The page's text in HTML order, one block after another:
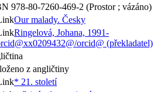
978-80-7260-469-2 (Prostor ; vázáno)
Our malady. Česky
Ringelová, Johana, 1991-
orcid@ (překladatel)
z angličtiny
* 21. století